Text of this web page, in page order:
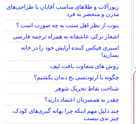
زیورآلات و طلاهای مناسب آقایان با طراحی‌های
مدرن و منحصر به فرد
نبوت از نظر اهل سنت به چه صورت است ؟
اشعار ترکی عاشقانه به همراه ترجمه فارسی
اسپری فیکس کننده آرایش خود را در خانه
بسازید!
روش های متفاوت بافت لیف
چگونه با ارتودنسی نخ دندان بکشیم؟
شناخت نقاط تحریک شوهر
چقدر به همسرتان اعتماد دارید؟
چند دلیل مهم اینکه چرا بهانه گیری‌های کودک،
چیز بدی نیست